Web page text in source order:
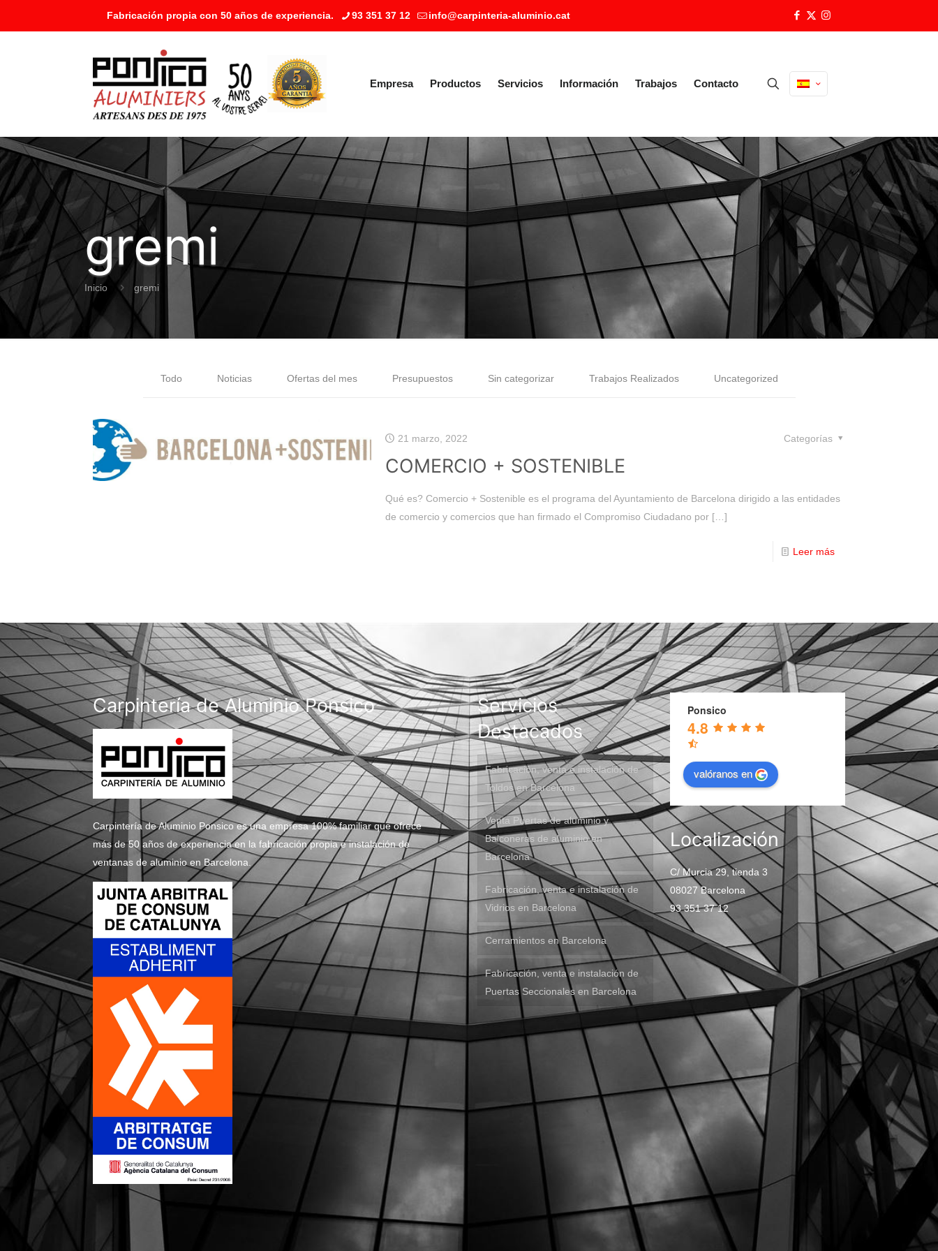
Fabricación propia con 50 años de experiencia. 93 351 37 12 info@carpinteria-aluminio.cat
Empresa Productos Servicios Información Trabajos Contacto
gremi
Inicio gremi
Todo Noticias Ofertas del mes Presupuestos Sin categorizar Trabajos Realizados Uncategorized
21 marzo, 2022 Categorías
COMERCIO + SOSTENIBLE
Qué es? Comercio + Sostenible es el programa del Ayuntamiento de Barcelona dirigido a las entidades
de comercio y comercios que han firmado el Compromiso Ciudadano por[…]
Leer más
Carpintería de Aluminio Ponsico
Carpintería de Aluminio Ponsico es una empresa 100% familiar que ofrece
más de 50 años de experiencia en la fabricación propia e instalación de
ventanas de aluminio en Barcelona.
Servicios
Destacados
Fabricación, venta e instalación de
Toldos en Barcelona
Venta Puertas de aluminio y
Balconeras de aluminio en
Barcelona
Fabricación, venta e instalación de
Vidrios en Barcelona
Cerramientos en Barcelona
Fabricación, venta e instalación de
Puertas Seccionales en Barcelona
Ponsico
4.8
valóranos en
Localización
C/ Murcia 29, tienda 3
08027 Barcelona
93 351 37 12